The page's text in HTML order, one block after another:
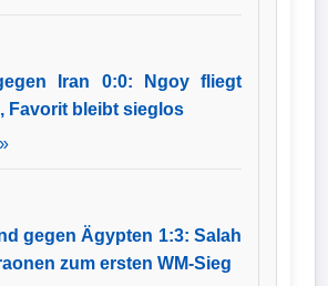
Iran 0:0: Ngoy fliegt
Favorit bleibt sieglos
gegen Ägypten 1:3: Salah
zum ersten WM-Sieg